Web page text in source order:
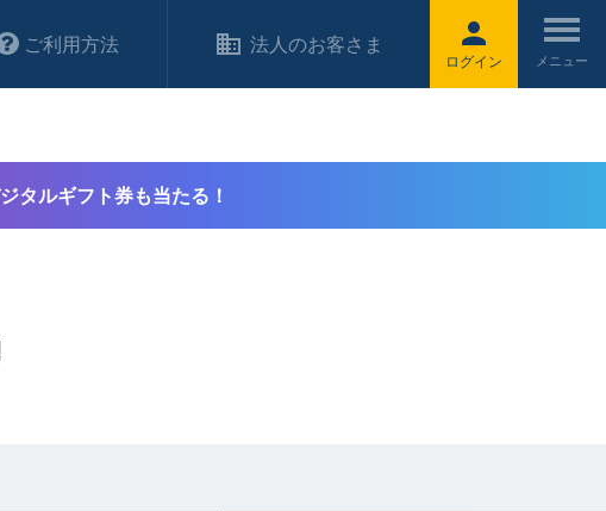
ログイン
ご利用方法 法人のお客さま
タルギフト券も当たる！